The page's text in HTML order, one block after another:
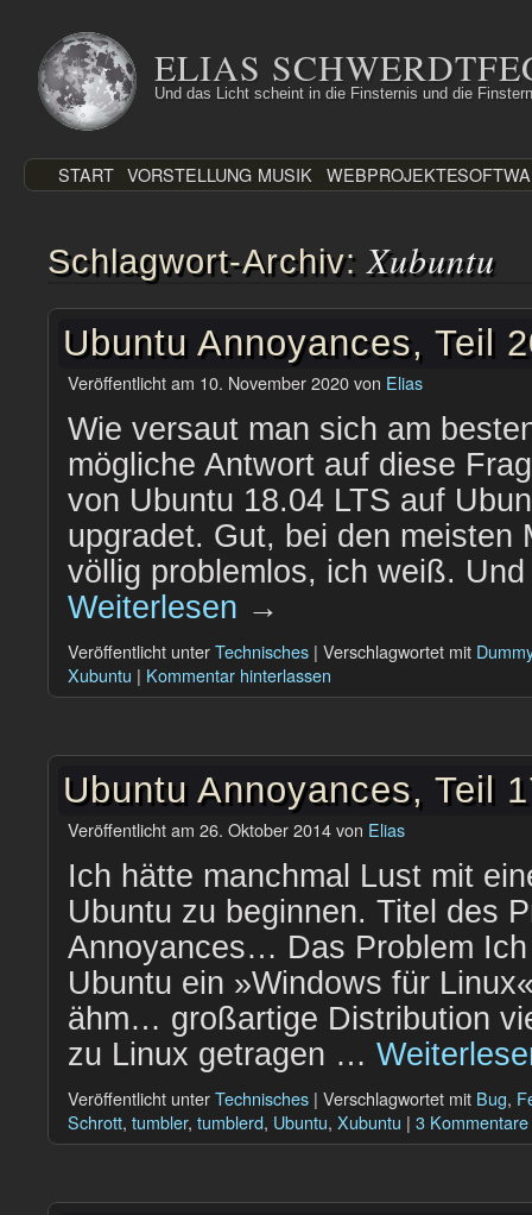
Inhalt
springen
ELIAS
Und das Licht scheint in die Finsternis und die
START VORSTELLUNG MUSIK WEBPROJEKTE
Schlagwort-Archiv: Xubuntu
Ubuntu Annoyances, Teil
Veröffentlicht am 10. November 2020von Elias
Wie versaut man sich am
mögliche Antwort auf diese
von Ubuntu 18.04 LTS auf
upgradet. Gut, bei den meisten
völlig problemlos, ich weiß.
Weiterlesen →
Veröffentlicht unterTechnisches | Verschlagwortet mit Dummy
Xubuntu | Kommentar hinterlassen
Ubuntu Annoyances, Teil
Veröffentlicht am 26. Oktober 2014von Elias
Ich hätte manchmal Lust mit
Ubuntu zu beginnen. Titel des
Annoyances… Das Problem
Ubuntu ein »Windows für
ähm… großartige Distribution
zu Linux getragen …
Veröffentlicht unterTechnisches | Verschlagwortet mit Bug,
Schrott, tumbler, tumblerd, Ubuntu, Xubuntu | 3 Kommentare